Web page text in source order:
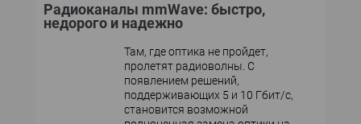
Радиоканалы mmWave: быстро,
недорого и надежно
Там, где оптика не пройдет,
пролетят радиоволны. С
появлением решений,
поддерживающих 5 и 10 Гбит/с,
становится возможной